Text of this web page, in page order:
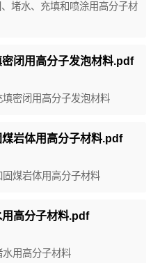
堵水、充填和喷涂用高分子材
闭用高分子发泡材料.pdf
密闭用高分子发泡材料
岩体用高分子材料.pdf
煤岩体用高分子材料
高分子材料.pdf
用高分子材料